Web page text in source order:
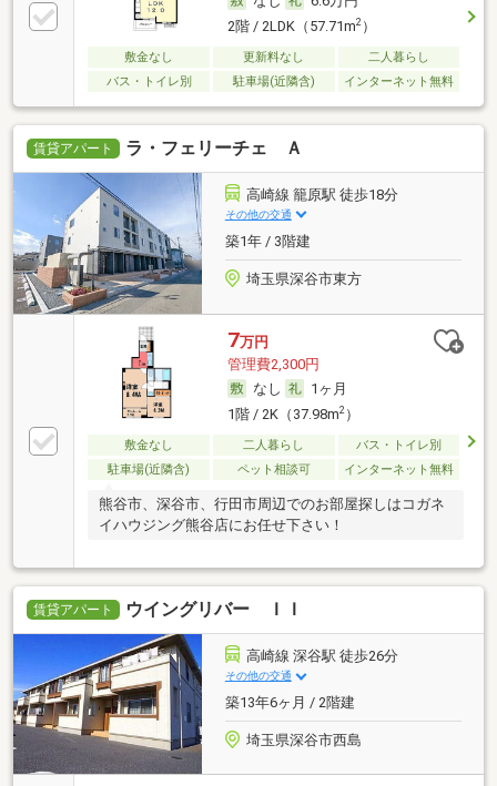
2階 / 2LDK（57.71m2）
敷金なし 更新料なし
二人暮らし
バス・トイレ別
駐車場(近隣含) インターネット無料
賃貸アパート ラ・フェリーチェ Ａ
高崎線 籠原駅 徒歩18分
その他の交通
築1年 / 3階建
埼玉県深谷市東方
7万円
管理費2,300円
なし
1ヶ月
1階 / 2K（37.98m2）
敷金なし 二人暮らし
バス・トイレ別
駐車場(近隣含)
ペット相談可 インターネット無料
熊谷市、深谷市、行田市周辺でのお部屋探しはコガネ
イハウジング熊谷店にお任せ下さい！
賃貸アパート ウイングリバー ＩＩ
高崎線 深谷駅 徒歩26分
その他の交通
築13年6ヶ月 / 2階建
埼玉県深谷市西島